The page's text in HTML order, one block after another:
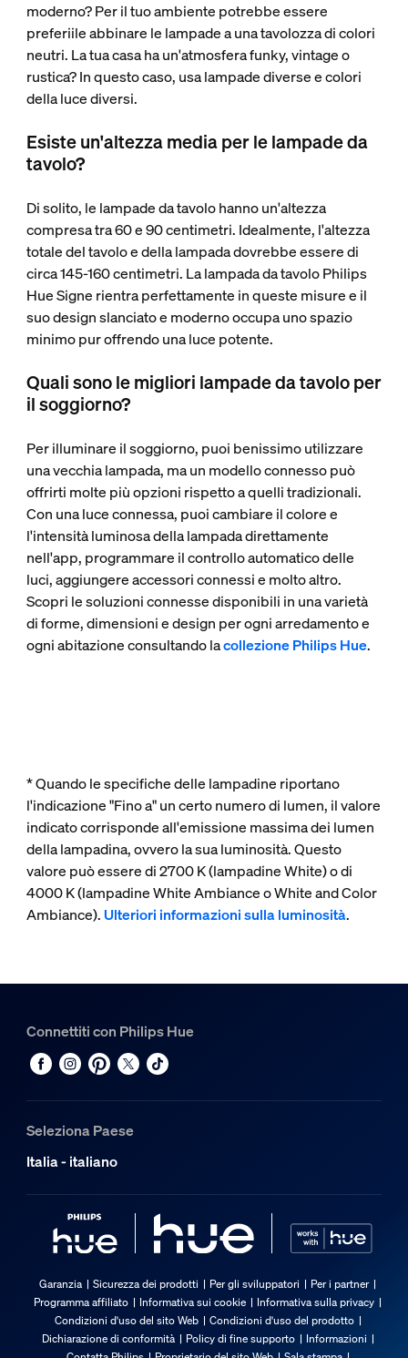
moderno? Per il tuo ambiente potrebbe essere
preferiile abbinare le lampade a una tavolozza di colori
neutri. La tua casa ha un'atmosfera funky, vintage o
rustica? In questo caso, usa lampade diverse e colori
della luce diversi.
Esiste un'altezza media per le lampade da
tavolo?
Di solito, le lampade da tavolo hanno un'altezza
compresa tra 60 e 90 centimetri. Idealmente, l'altezza
totale del tavolo e della lampada dovrebbe essere di
circa 145-160 centimetri. La lampada da tavolo Philips
Hue Signe rientra perfettamente in queste misure e il
suo design slanciato e moderno occupa uno spazio
minimo pur offrendo una luce potente.
Quali sono le migliori lampade da tavolo per
il soggiorno?
Per illuminare il soggiorno, puoi benissimo utilizzare
una vecchia lampada, ma un modello connesso può
offrirti molte più opzioni rispetto a quelli tradizionali.
Con una luce connessa, puoi cambiare il colore e
l'intensità luminosa della lampada direttamente
nell'app, programmare il controllo automatico delle
luci, aggiungere accessori connessi e molto altro.
Scopri le soluzioni connesse disponibili in una varietà
di forme, dimensioni e design per ogni arredamento e
ogni abitazione consultando lacollezione Philips Hue.
* Quando le specifiche delle lampadine riportano
l'indicazione "Fino a" un certo numero di lumen, il valore
indicato corrisponde all'emissione massima dei lumen
della lampadina, ovvero la sua luminosità. Questo
valore può essere di 2700 K (lampadine White) o di
4000 K (lampadine White Ambiance o White and Color
Ambiance).Ulteriori informazioni sulla luminosità.
Connettiti con Philips Hue
Seleziona Paese
Italia - italiano
Garanzia Sicurezza dei prodotti Per gli sviluppatori
Per i partner
Programma affiliato
Informativa sui cookie
Informativa sulla privacy
Condizioni d'uso del sito Web
Condizioni d'uso del prodotto
Dichiarazione di conformità
Policy di fine supporto
Informazioni